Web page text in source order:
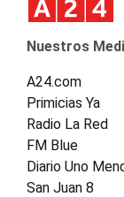
Nuestros
A24.com
Primicias Ya
Radio La Red
FM Blue
Diario Uno
San Juan 8